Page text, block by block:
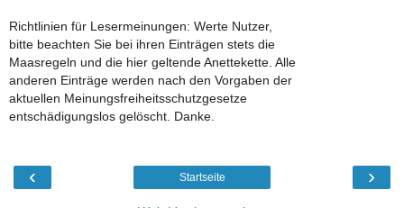
Richtlinien für Lesermeinungen: Werte Nutzer,
bitte beachten Sie bei ihren Einträgen stets die
Maasregeln und die hier geltende Anettekette. Alle
anderen Einträge werden nach den Vorgaben der
aktuellen Meinungsfreiheitsschutzgesetze
entschädigungslos gelöscht. Danke.
‹ ›
Startseite